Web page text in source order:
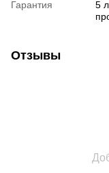
Гарантия
5
Отзывы